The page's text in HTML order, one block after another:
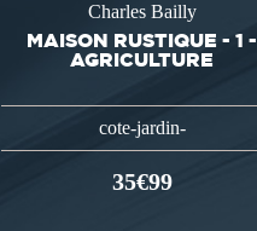
Charles Bailly
MAISON RUSTIQUE - 1 -
AGRICULTURE
cote-jardin-
35€99